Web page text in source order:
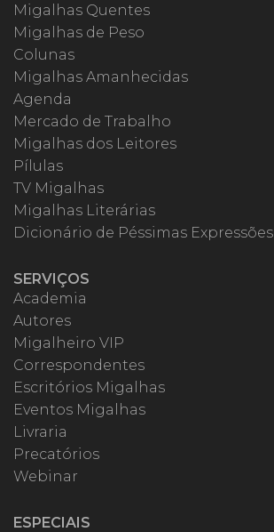
Migalhas Quentes
Migalhas de Peso
Colunas
Migalhas Amanhecidas
Agenda
Mercado de Trabalho
Migalhas dos Leitores
Pílulas
TV Migalhas
Migalhas Literárias
Dicionário de Péssimas Expressões
SERVIÇOS
Academia
Autores
Migalheiro VIP
Correspondentes
Escritórios Migalhas
Eventos Migalhas
Livraria
Precatórios
Webinar
ESPECIAIS